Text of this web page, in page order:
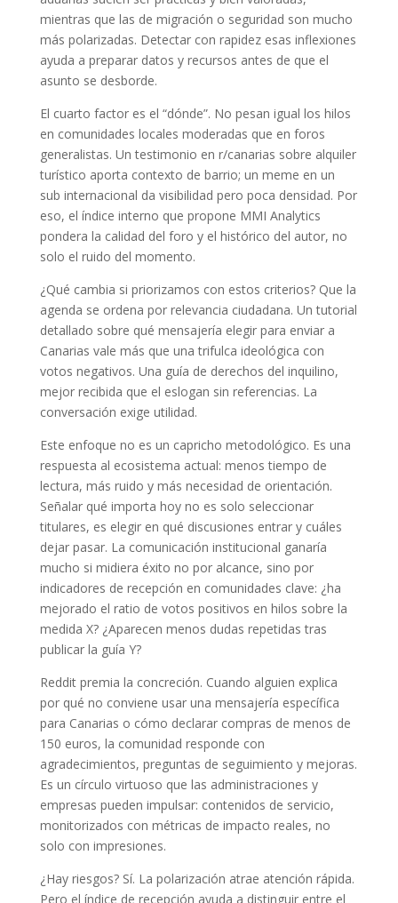
mientras que las de migración o seguridad son mucho
más polarizadas. Detectar con rapidez esas inflexiones
ayuda a preparar datos y recursos antes de que el
asunto se desborde.
El cuarto factor es el “dónde”. No pesan igual los hilos
en comunidades locales moderadas que en foros
generalistas. Un testimonio en r/canarias sobre alquiler
turístico aporta contexto de barrio; un meme en un
sub internacional da visibilidad pero poca densidad. Por
eso, el índice interno que propone MMI Analytics
pondera la calidad del foro y el histórico del autor, no
solo el ruido del momento.
¿Qué cambia si priorizamos con estos criterios? Que la
agenda se ordena por relevancia ciudadana. Un tutorial
detallado sobre qué mensajería elegir para enviar a
Canarias vale más que una trifulca ideológica con
votos negativos. Una guía de derechos del inquilino,
mejor recibida que el eslogan sin referencias. La
conversación exige utilidad.
Este enfoque no es un capricho metodológico. Es una
respuesta al ecosistema actual: menos tiempo de
lectura, más ruido y más necesidad de orientación.
Señalar qué importa hoy no es solo seleccionar
titulares, es elegir en qué discusiones entrar y cuáles
dejar pasar. La comunicación institucional ganaría
mucho si midiera éxito no por alcance, sino por
indicadores de recepción en comunidades clave: ¿ha
mejorado el ratio de votos positivos en hilos sobre la
medida X? ¿Aparecen menos dudas repetidas tras
publicar la guía Y?
Reddit premia la concreción. Cuando alguien explica
por qué no conviene usar una mensajería específica
para Canarias o cómo declarar compras de menos de
150 euros, la comunidad responde con
agradecimientos, preguntas de seguimiento y mejoras.
Es un círculo virtuoso que las administraciones y
empresas pueden impulsar: contenidos de servicio,
monitorizados con métricas de impacto reales, no
solo con impresiones.
¿Hay riesgos? Sí. La polarización atrae atención rápida.
Pero el índice de recepción ayuda a distinguir entre el